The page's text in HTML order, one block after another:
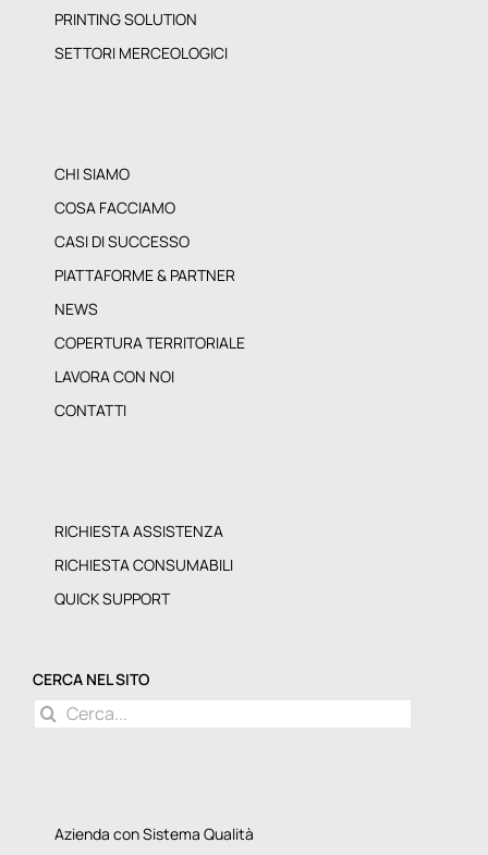
PRINTING SOLUTION
SETTORI MERCEOLOGICI
CHI SIAMO
COSA FACCIAMO
CASI DI SUCCESSO
PIATTAFORME & PARTNER
NEWS
COPERTURA TERRITORIALE
LAVORA CON NOI
CONTATTI
RICHIESTA ASSISTENZA
RICHIESTA CONSUMABILI
QUICK SUPPORT
CERCA NEL SITO
Cerca
Azienda con Sistema Qualità